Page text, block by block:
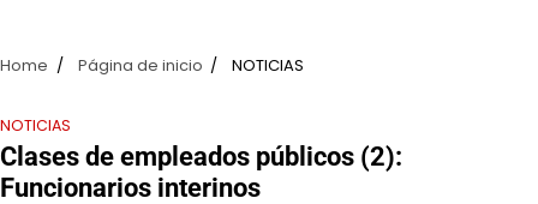
Home Página de inicio NOTICIAS
NOTICIAS
Clases de empleados públicos (2):
Funcionarios interinos